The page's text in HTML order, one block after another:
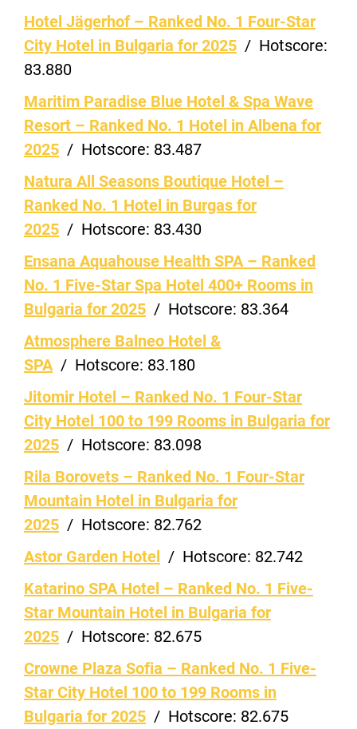
Hotel Jägerhof – Ranked No. 1 Four-Star
City Hotel in Bulgaria for 2025 / Hotscore:
83.880
Maritim Paradise Blue Hotel & Spa Wave
Resort – Ranked No. 1 Hotel in Albena for
2025 / Hotscore: 83.487
Natura All Seasons Boutique Hotel –
Ranked No. 1 Hotel in Burgas for
2025 / Hotscore: 83.430
Ensana Aquahouse Health SPA – Ranked
No. 1 Five-Star Spa Hotel 400+ Rooms in
Bulgaria for 2025 / Hotscore: 83.364
Atmosphere Balneo Hotel &
SPA / Hotscore: 83.180
Jitomir Hotel – Ranked No. 1 Four-Star
City Hotel 100 to 199 Rooms in Bulgaria for
2025 / Hotscore: 83.098
Rila Borovets – Ranked No. 1 Four-Star
Mountain Hotel in Bulgaria for
2025 / Hotscore: 82.762
Astor Garden Hotel / Hotscore: 82.742
Katarino SPA Hotel – Ranked No. 1 Five-
Star Mountain Hotel in Bulgaria for
2025 / Hotscore: 82.675
Crowne Plaza Sofia – Ranked No. 1 Five-
Star City Hotel 100 to 199 Rooms in
Bulgaria for 2025 / Hotscore: 82.675